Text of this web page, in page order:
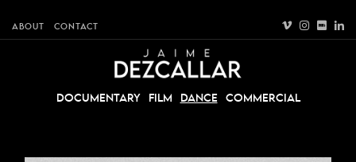
ABOUT CONTACT
DOCUMENTARY FILM DANCE COMMERCIAL